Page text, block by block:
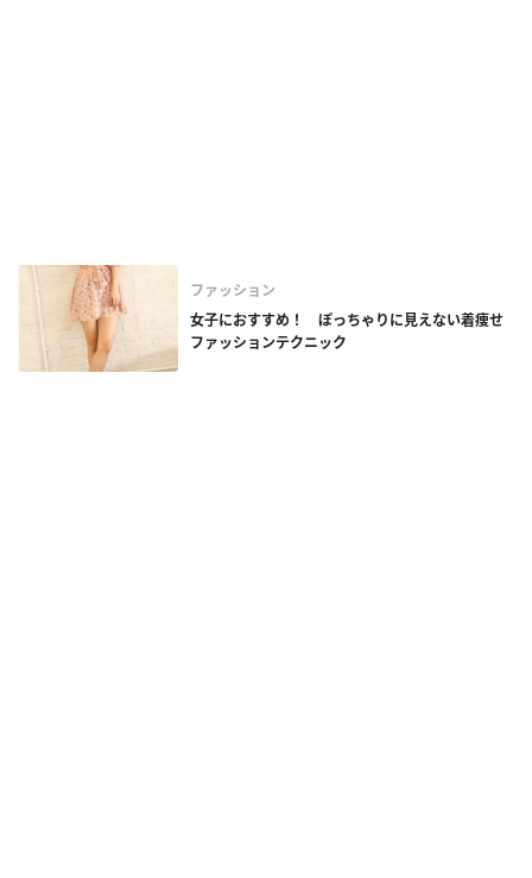
ファッション
女子におすすめ！ ぽっちゃりに見えない着痩せ
ファッションテクニック